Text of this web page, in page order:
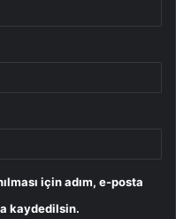
için adım, e-posta
kaydedilsin.